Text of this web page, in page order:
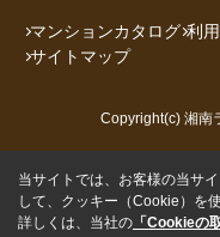
マンションカタログ 利
サイトマップ
Copyright(c) 湘南
当サイトでは、お客様の当サ
して、クッキー（Cookie）を
詳しくは、当社の 「Cookieの